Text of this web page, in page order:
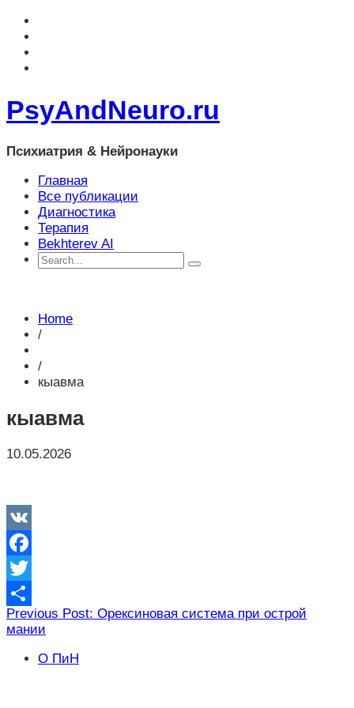
PsyAndNeuro.ru
Психиатрия & Нейронауки
Главная
Все публикации
Диагностика
Терапия
Bekhterev AI
Home
/
/
кыавма
кыавма
10.05.2026
VK
Facebook
Twitter
Отправить
Навигация
по
записям
Previous Post: Орексиновая система при острой
мании
О ПиН